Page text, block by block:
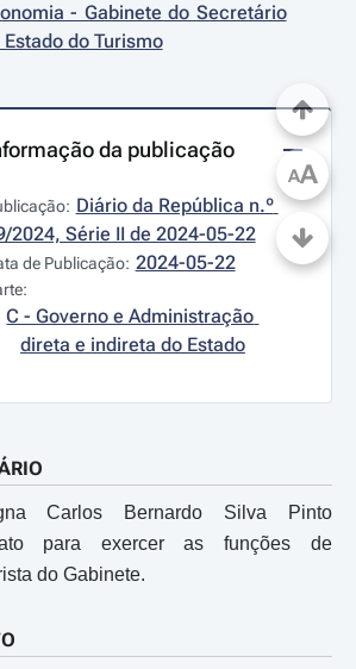
- Gabinete do Secretário
Estado do Turismo
da publicação
Diário da República n.º
2024, Série II de 2024-05-22
de Publicação: 2024-05-22
C - Governo e Administração
direta e indireta do Estado
Carlos Bernardo Silva Pinto
para exercer as funções de
do Gabinete.
AA